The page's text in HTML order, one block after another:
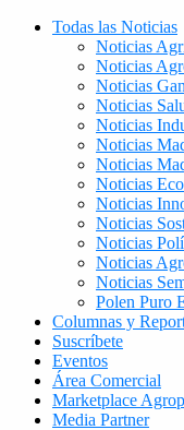
Todas las Noticias
Noticias
Noticias
Noticias
Noticias
Noticias
Noticias
Noticias
Noticias
Noticias
Noticias
Noticias
Noticias
Noticias
Polen Puro
Columnas y
Suscríbete
Eventos
Área Comercial
Marketplace
Media Partner